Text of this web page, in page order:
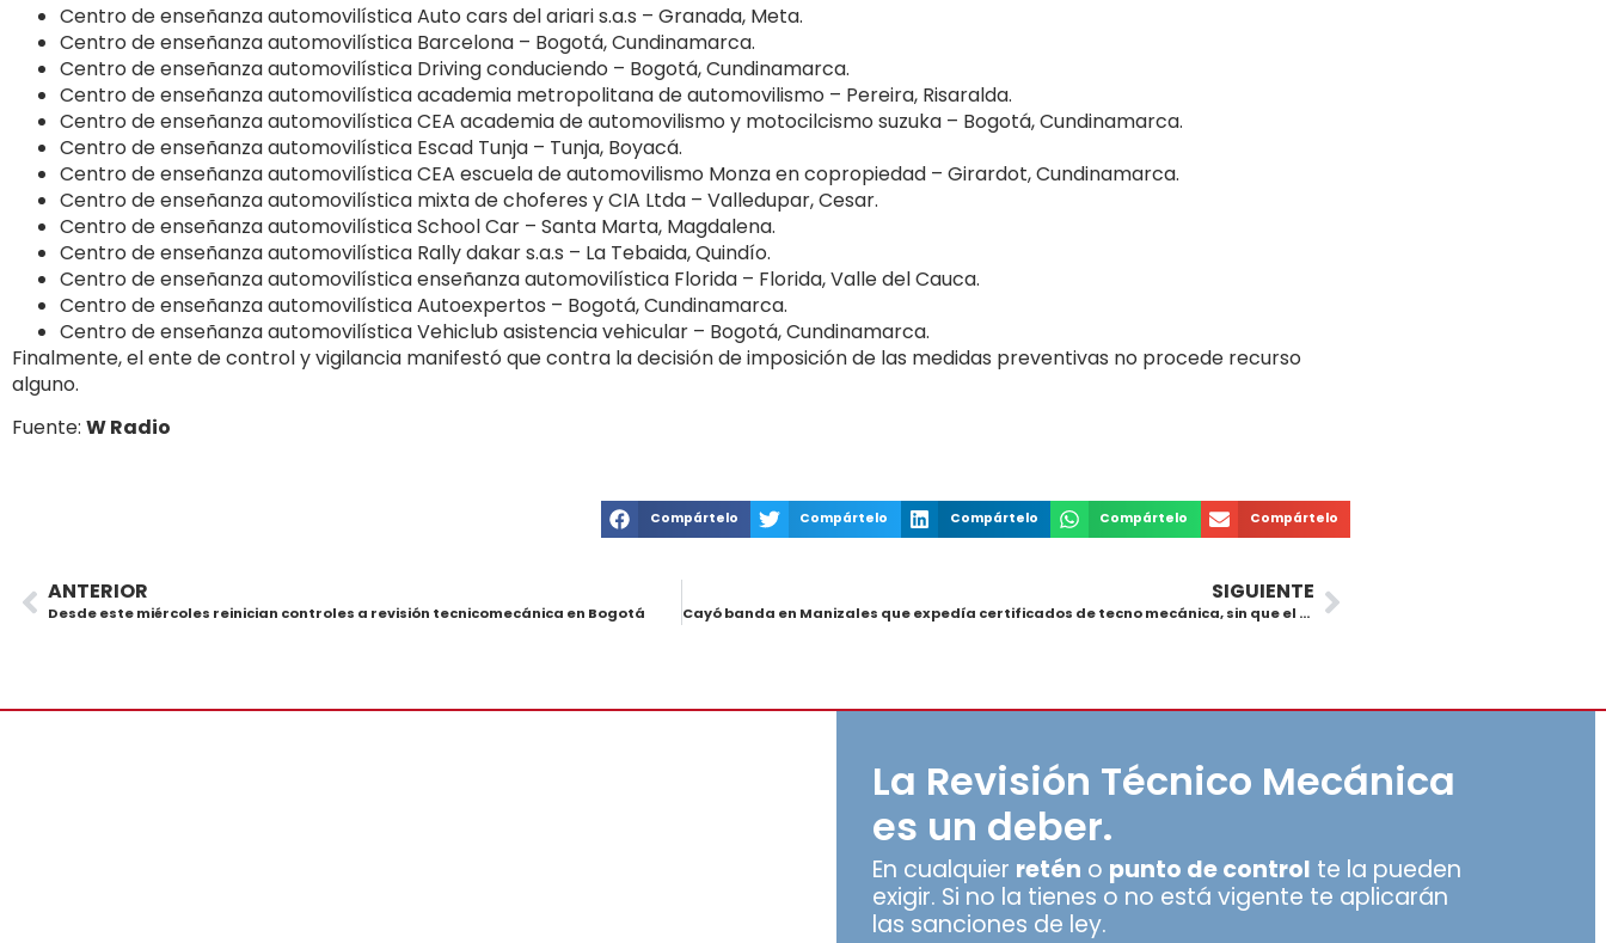
Centro de enseñanza automovilística Auto cars del ariari s.a.s – Granada, Meta.
Centro de enseñanza automovilística Barcelona – Bogotá, Cundinamarca.
Centro de enseñanza automovilística Driving conduciendo – Bogotá, Cundinamarca.
Centro de enseñanza automovilística academia metropolitana de automovilismo – Pereira, Risaralda.
Centro de enseñanza automovilística CEA academia de automovilismo y motocilcismo suzuka – Bogotá, Cundinamarca.
Centro de enseñanza automovilística Escad Tunja – Tunja, Boyacá.
Centro de enseñanza automovilística CEA escuela de automovilismo Monza en copropiedad – Girardot, Cundinamarca.
Centro de enseñanza automovilística mixta de choferes y CIA Ltda – Valledupar, Cesar.
Centro de enseñanza automovilística School Car – Santa Marta, Magdalena.
Centro de enseñanza automovilística Rally dakar s.a.s – La Tebaida, Quindío.
Centro de enseñanza automovilística enseñanza automovilística Florida – Florida, Valle del Cauca.
Centro de enseñanza automovilística Autoexpertos – Bogotá, Cundinamarca.
Centro de enseñanza automovilística Vehiclub asistencia vehicular – Bogotá, Cundinamarca.
Finalmente, el ente de control y vigilancia manifestó que contra la decisión de imposición de las medidas preventivas no procede recurso
alguno.
Fuente: W Radio
Compártelo Compártelo Compártelo Compártelo Compártelo
ANTERIOR
Desde este miércoles reinician controles a revisión tecnicomecánica en Bogotá
SIGUIENTE
Cayó banda en Manizales que expedía certificados de tecno mecánica, sin que el vehículo cumpliera las condiciones
La Revisión Técnico Mecánica
es un deber.
En cualquier retén o punto de control te la pueden
exigir. Si no la tienes o no está vigente te aplicarán
las sanciones de ley.